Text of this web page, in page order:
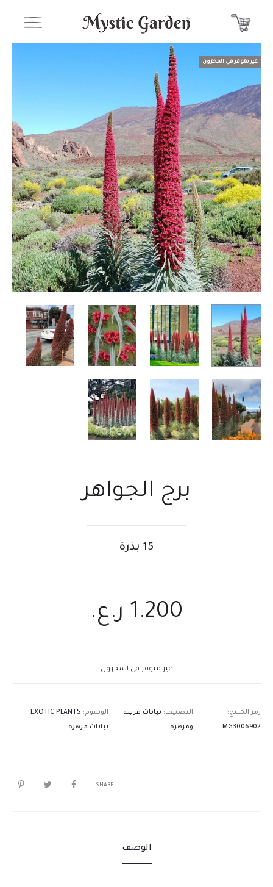
غير متوفر في المخزون
برج الجواهر
15 بذرة
1.200 ر.ع.
غير متوفر في المخزون
رمز المنتج:
MG3006902
التصنيف: نباتات غريبة
ومزهرة
الوسوم: EXOTIC PLANTS
,
نباتات مزهرة
SHARE
الوصف